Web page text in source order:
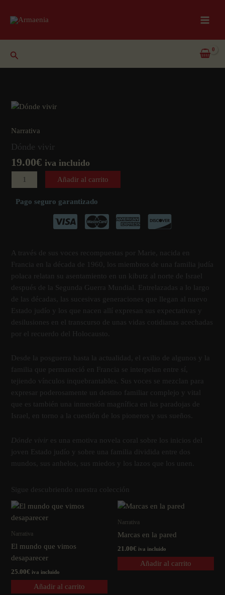
Buscar
Narrativa
Dónde vivir
19.00€ iva incluido
Dónde
vivir
cantidad
Añadir al carrito
Pago seguro garantizado
A través de sus voces recompuestas por Marie, nacida en
Francia en la década de 1960, los miembros de una familia judí­a
polaca relatan su asentamiento en un kibutz al norte de Israel
después de la Segunda Guerra Mundial. Entrelazadas a lo largo
de las décadas, las sucesivas generaciones que llegan al nuevo
Estado judí­o y los que nacen allí­ expresan sus expectativas y
desilusiones en el transcurso de unas vidas cotidianas acechadas
por el recuerdo del Holocausto.
Desde la posguerra hasta la actualidad, el exilio de algunos y la
familia que permaneció en Francia se interpelan entre sí­,
tejiendo ví­nculos inquebrantables. Sus voces se mezclan para
expresar poderosamente un destino familiar complejo y vital
que es también una inmersión magní­fica en las paradojas de
Israel, en torno a la cuestión de los pioneros y sus sueños.
Dónde vivir es una emotiva novela coral sobre los inicios del
joven Estado judí­o y sobre una familia dividida entre dos
mundos, sus anhelos, sus miedos y los lazos que los unen.
Sigue descubriendo nuestra colección
Narrativa
El mundo que vimos
desaparecer
25.00€ iva incluido
Añadir al carrito
Narrativa
Marcas en la pared
21.00€ iva incluido
Añadir al carrito